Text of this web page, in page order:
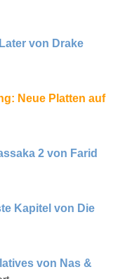
von Drake
Neue Platten auf
2 von Farid
Kapitel von Die
von Nas &